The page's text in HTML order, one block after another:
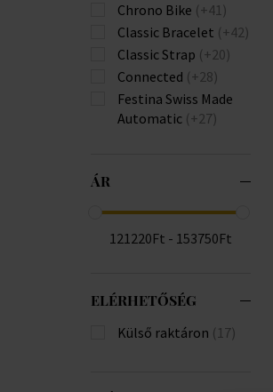
Chrono Bike (+41)
Classic Bracelet (+42)
Classic Strap (+20)
Connected (+28)
Festina Swiss Made
Automatic (+27)
Classic Strap (+2)
Festina Swiss Made
Rive Collection (+4)
ÁR
121220Ft - 153750Ft
ELÉRHETŐSÉG
Külső raktáron (17)